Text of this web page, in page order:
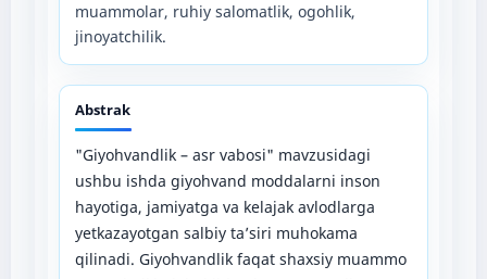
muammolar, ruhiy salomatlik, ogohlik,
jinoyatchilik.
Abstrak
"Giyohvandlik – asr vabosi" mavzusidagi
ushbu ishda giyohvand moddalarni inson
hayotiga, jamiyatga va kelajak avlodlarga
yetkazayotgan salbiy ta’siri muhokama
qilinadi. Giyohvandlik faqat shaxsiy muammo